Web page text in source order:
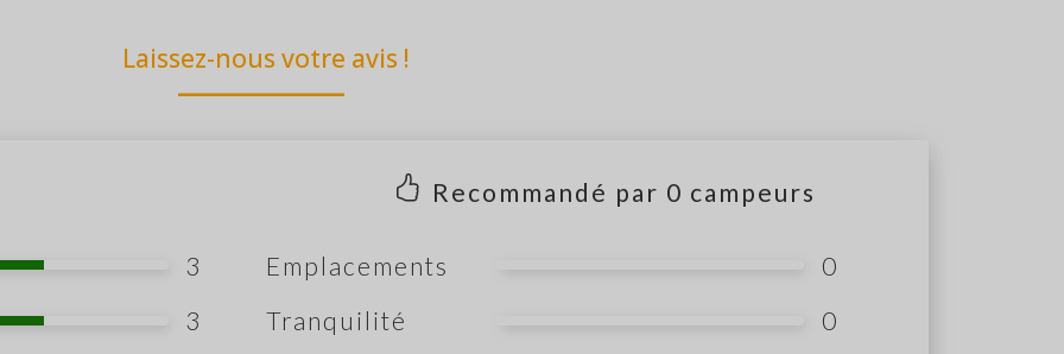
Laissez-nous votre avis !
Recommandé par 0 campeurs
3 Emplacements
0
3
Tranquilité 0